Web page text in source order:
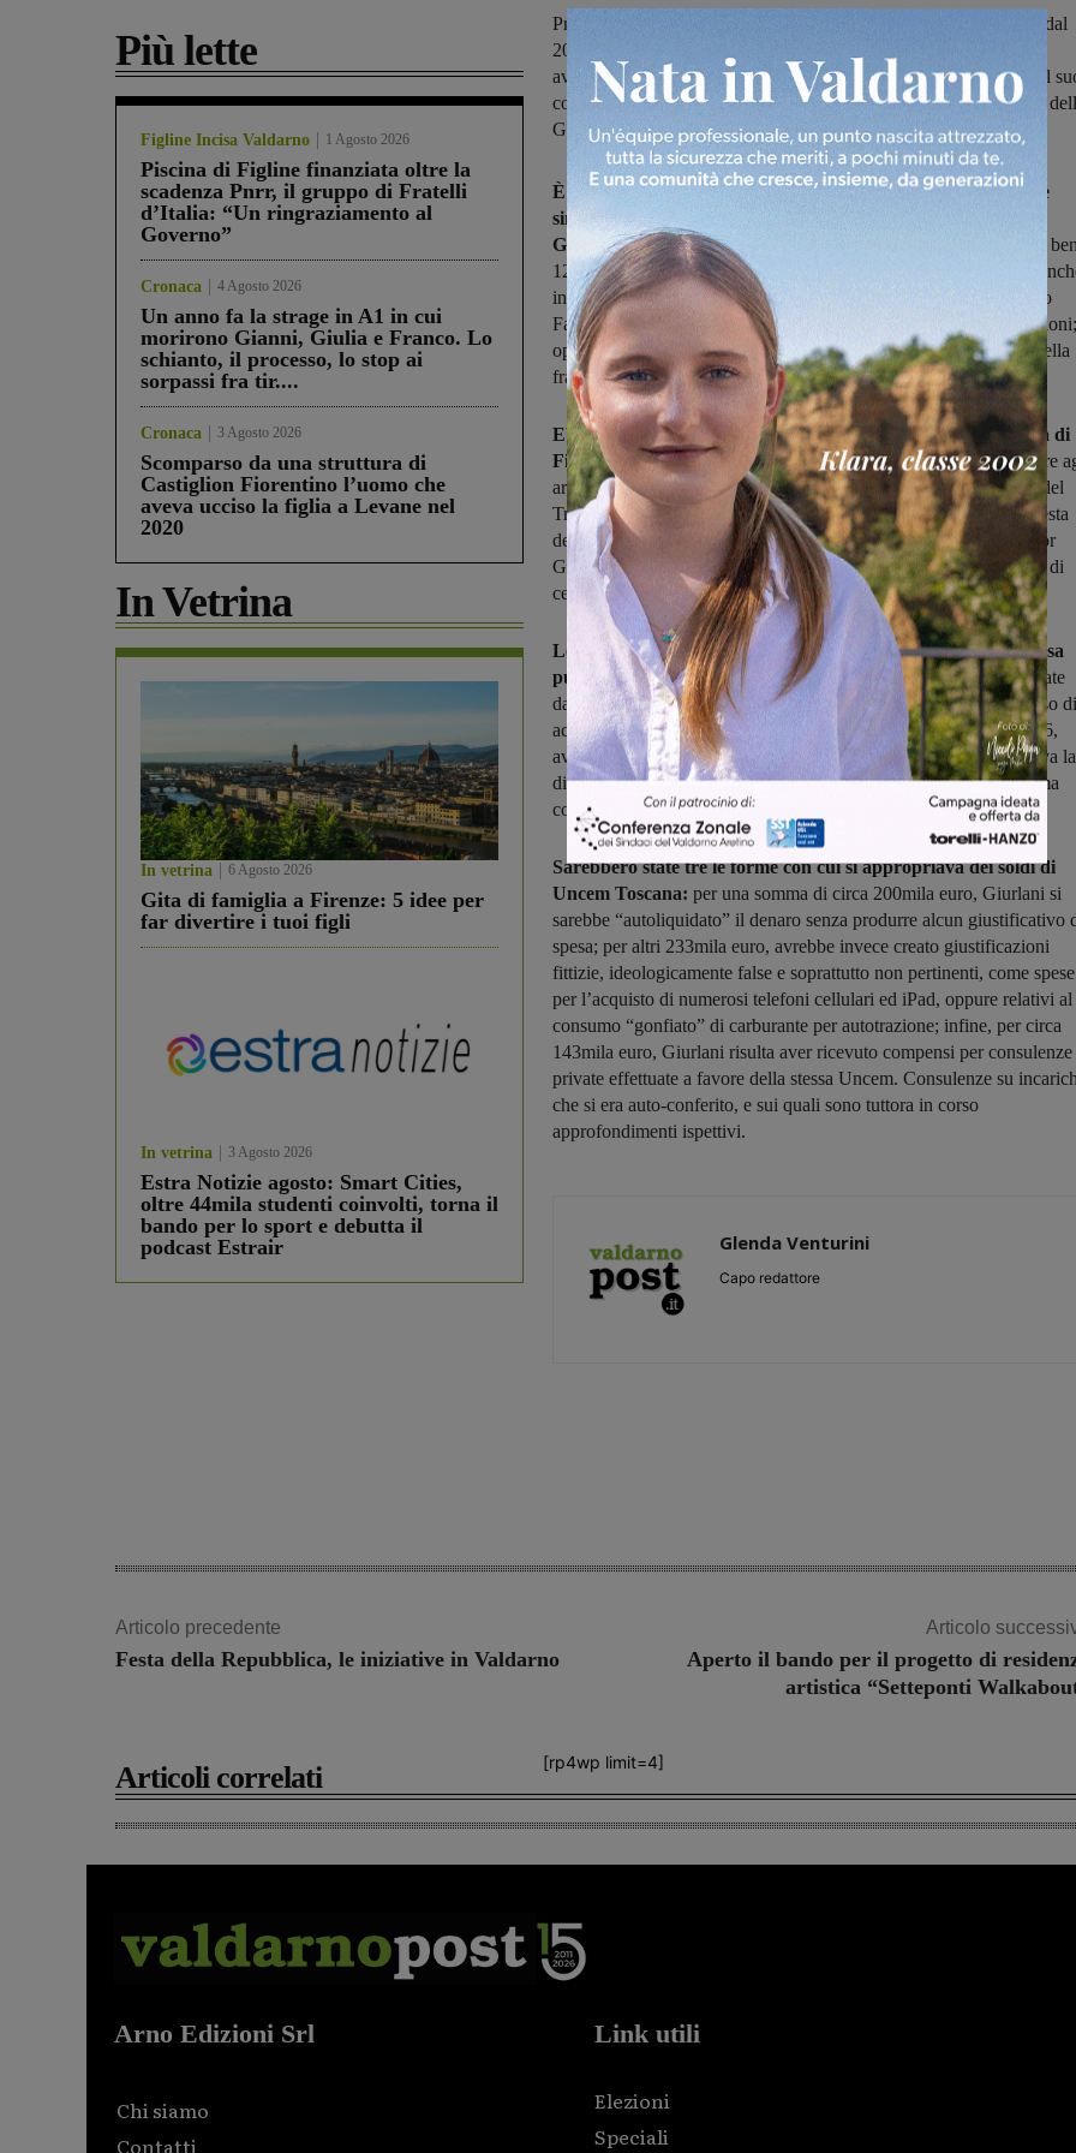
Più lette
Figline Incisa Valdarno 1 Agosto 2026
Piscina di Figline finanziata oltre la
scadenza Pnrr, il gruppo di Fratelli
d’Italia: “Un ringraziamento al
Governo”
Cronaca 4 Agosto 2026
Un anno fa la strage in A1 in cui
morirono Gianni, Giulia e Franco. Lo
schianto, il processo, lo stop ai
sorpassi fra tir....
Cronaca 3 Agosto 2026
Scomparso da una struttura di
Castiglion Fiorentino l’uomo che
aveva ucciso la figlia a Levane nel
2020
In Vetrina
In vetrina 6 Agosto 2026
Gita di famiglia a Firenze: 5 idee per
far divertire i tuoi figli
In vetrina 3 Agosto 2026
Estra Notizie agosto: Smart Cities,
oltre 44mila studenti coinvolti, torna il
bando per lo sport e debutta il
podcast Estrair
Presidente dell’ente che riunisce i comuni montani della Toscana dal
2005 al 2016, negli ultimi cinque anni del suo mandato Giurlani
avrebbe sottratto risorse dell’Uncem trasferendole direttamente sul
conto, oppure auto-incaricandosi di consulenze. Le indagini sono
Guardia di Finanza
È stato arrestato questa mattina, posto ai domiciliari, l'attuale
sindaco di Pescia ed ex presidente di Uncem Toscana, Oreste
Giurlani.Aveva guidato l'ente che riunisce i comuni montani per
12 anni, dal 2005 al 2016: e in questo periodo era stato presente
in Valdarno, sostenendo ad esempio l'apertura degli sportelli 'Ecco
Fatto' quando Poste Italiane chiuse gli uffici postali in alcune frazioni;
oppure seguendo da vicino le fusioni di comuni, in particolare quella
fra Castelfranco e Pian di Scò.
Ebbene, secondo quanto ricostruito dalla Guardia di Finanza di
Firenze, che stamani ha eseguito l'ordinanza della misura cautelare
arresti domiciliari emessa dal Giudice per le Indagini Preliminari del
Tribunale di Firenze, dottoressa Anna Donatella Liguori, su richiesta
della Procura della Repubblica diretta dal Procuratore Capo, dottor
Giuseppe Creazzo, Giurlani si sarebbe appropriato indebitamente di
centinaia di migliaia di euro proprio dalle casse dell'Uncem.
Le investigazioni, svolte dai Finanzieri del Gruppo Tutela spesa
pubblica del Nucleo di Polizia tributaria di Firenze,e coordinate
dal Sostituto Procuratore dottor Tommaso Coletta, hanno permesso di
accertare che Giurlani, nel periodo compreso tra il 2012 ed il 2016,
avrebbe trasferito dal conto corrente dell’associazione, di cui aveva la
disponibilità diretta, sul proprio conto corrente personale, la somma
complessiva di oltre570mila euro
Sarebbero state tre le forme con cui si appropriava dei soldi di
Uncem Toscana: per una somma di circa 200mila euro, Giurlani si
sarebbe “autoliquidato” il denaro senza produrre alcun giustificativo
spesa; per altri 233mila euro, avrebbe invece creato giustificazioni
fittizie, ideologicamente false e soprattutto non pertinenti, come spese
per l’acquisto di numerosi telefoni cellulari ed iPad, oppure relativi al
consumo “gonfiato” di carburante per autotrazione; infine, per circa
143mila euro, Giurlani risulta aver ricevuto compensi per consulenze
private effettuate a favore della stessa Uncem. Consulenze su
che si era auto-conferito, e sui quali sono tuttora in corso
approfondimenti ispettivi.
Glenda Venturini
Capo redattore
Articolo precedente
Festa della Repubblica, le iniziative in Valdarno
Articolo
Aperto il bando per il progetto di
artistica “Setteponti
[rp4wp limit=4]
Articoli correlati
Arno Edizioni Srl
Chi siamo
Contatti
Link utili
Elezioni
Speciali